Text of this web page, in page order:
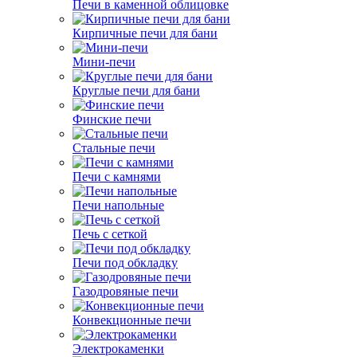
Печи в каменной облицовке
Кирпичные печи для бани
Мини-печи
Круглые печи для бани
Финские печи
Стальные печи
Печи с камнями
Печи напольные
Печь с сеткой
Печи под обкладку
Газодровяные печи
Конвекционные печи
Электрокаменки